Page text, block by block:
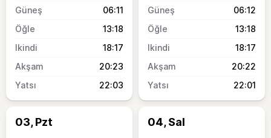
06:11
13:18
18:17
20:23
22:03
06:12
13:18
18:17
20:22
22:01
03, Pzt 04, Sal